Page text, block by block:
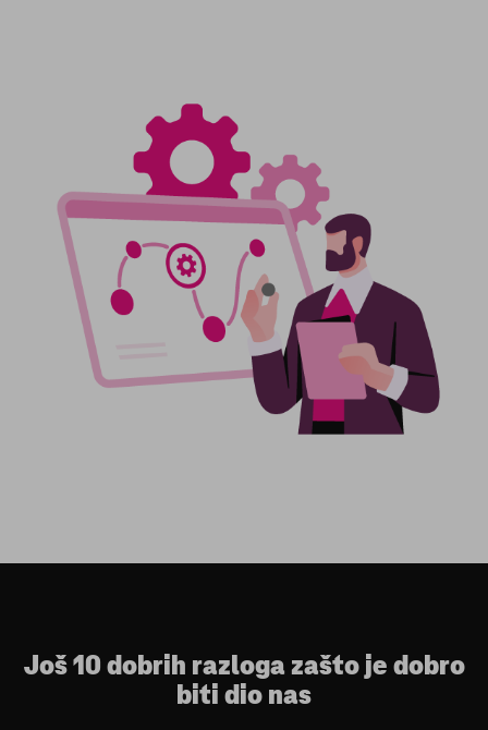
Još 10 dobrih razloga zašto je dobro
biti dio nas